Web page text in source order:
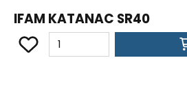
IFAM KATANAC SR40